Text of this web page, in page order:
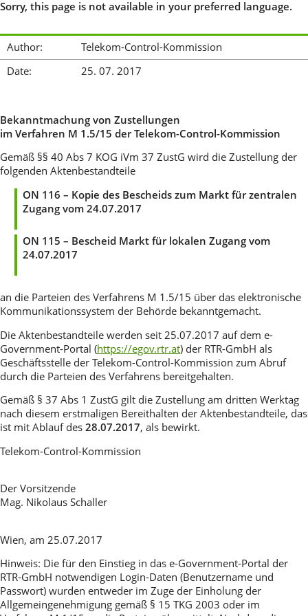
Sorry, this page is not available in your preferred language.
Author:
Telekom-Control-Kommission
Date:
25. 07. 2017
Bekanntmachung von Zustellungen
im Verfahren M 1.5/15 der Telekom-Control-Kommission
Gemäß §§ 40 Abs 7 KOG iVm 37 ZustG wird die Zustellung der
folgenden Aktenbestandteile
ON 116 – Kopie des Bescheids zum Markt für zentralen
Zugang vom 24.07.2017
ON 115 – Bescheid Markt für lokalen Zugang vom
24.07.2017
an die Parteien des Verfahrens M 1.5/15 über das elektronische
Kommunikationssystem der Behörde bekanntgemacht.
Die Aktenbestandteile werden seit 25.07.2017 auf dem e-
Government-Portal (https://egov.rtr.at) der RTR-GmbH als
Geschäftsstelle der Telekom-Control-Kommission zum Abruf
durch die Parteien des Verfahrens bereitgehalten.
Gemäß § 37 Abs 1 ZustG gilt die Zustellung am dritten Werktag
nach diesem erstmaligen Bereithalten der Aktenbestandteile, das
ist mit Ablauf des 28.07.2017, als bewirkt.
Telekom-Control-Kommission
Der Vorsitzende
Mag. Nikolaus Schaller
Wien, am 25.07.2017
Hinweis: Die für den Einstieg in das e-Government-Portal der
RTR-GmbH notwendigen Login-Daten (Benutzername und
Passwort) wurden entweder im Zuge der Einholung der
Allgemeingenehmigung gemäß § 15 TKG 2003 oder im